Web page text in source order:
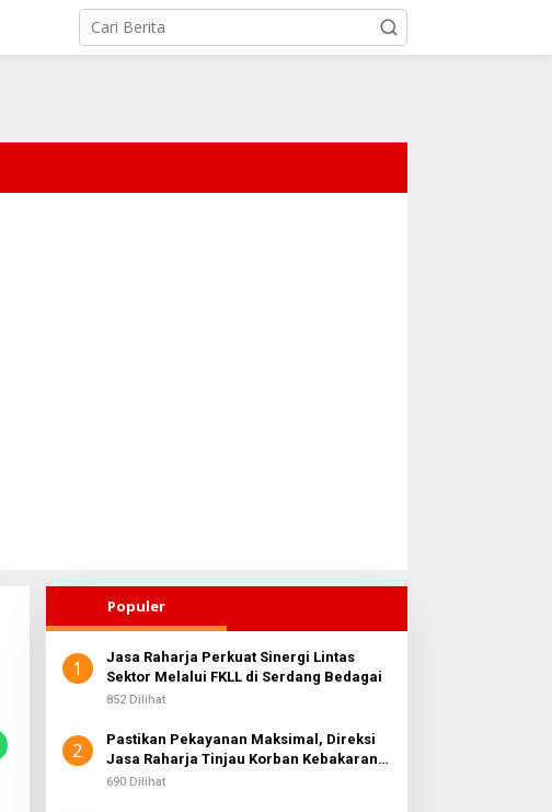
Populer
1
Jasa Raharja Perkuat Sinergi Lintas
Sektor Melalui FKLL di Serdang Bedagai
852 Dilihat
2
Pastikan Pekayanan Maksimal, Direksi
Jasa Raharja Tinjau Korban Kebakaran
KM Mutiara Sentosa II
690 Dilihat